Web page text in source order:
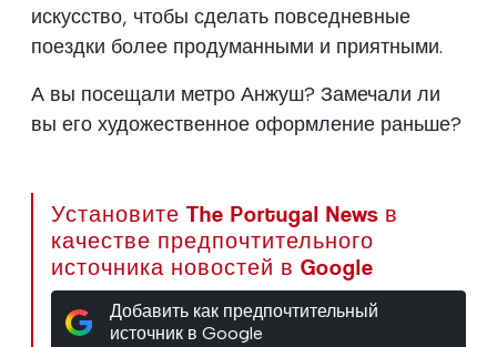
искусство, чтобы сделать повседневные
поездки более продуманными и приятными.
А вы посещали метро Анжуш? Замечали ли
вы его художественное оформление раньше?
Установите The Portugal News в
качестве предпочтительного
источника новостей в Google
Добавить как предпочтительный
источник в Google